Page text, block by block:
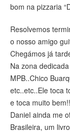
bom na pizzaria
Resolvemos
o nosso amigo
Chegámos já
Na zona
MPB..Chico
etc..etc..Ele toca
e toca muito
Daniel ainda me
Brasileira, um